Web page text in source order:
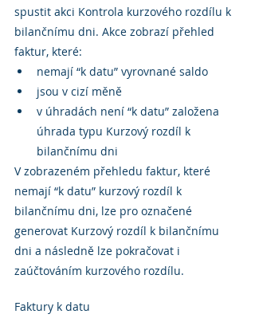
spustit akci Kontrola kurzového rozdílu k
bilančnímu dni. Akce zobrazí přehled
faktur, které:
nemají “k datu” vyrovnané saldo
jsou v cizí měně
v úhradách není “k datu” založena
úhrada typu Kurzový rozdíl k
bilančnímu dni
V zobrazeném přehledu faktur, které
nemají “k datu” kurzový rozdíl k
bilančnímu dni, lze pro označené
generovat Kurzový rozdíl k bilančnímu
dni a následně lze pokračovat i
zaúčtováním kurzového rozdílu.
Faktury k datu